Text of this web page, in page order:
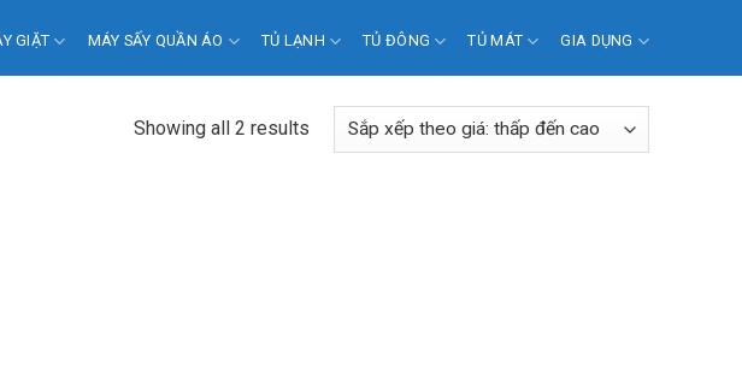
GIẶT MÁY SẤY QUẦN ÁO TỦ LẠNH TỦ ĐÔNG TỦ MÁT GIA DỤNG
Showing all 2 results